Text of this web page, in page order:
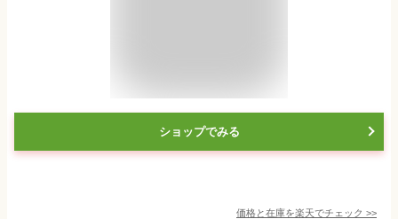
ショップでみる
価格と在庫を楽天でチェック >>